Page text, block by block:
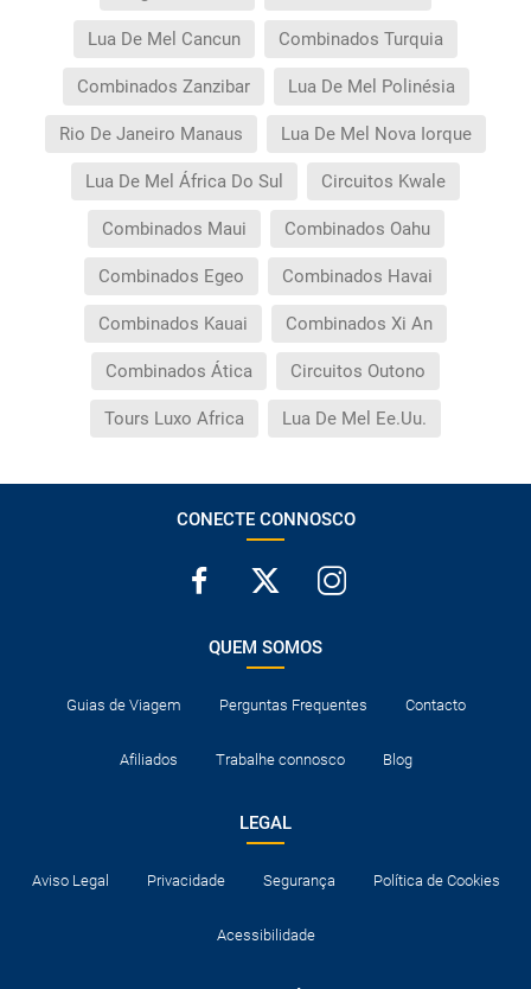
Lua De Mel Cancun Combinados Turquia
Combinados Zanzibar Lua De Mel Polinésia
Rio De Janeiro Manaus Lua De Mel Nova Iorque
Lua De Mel África Do Sul Circuitos Kwale
Combinados Maui Combinados Oahu
Combinados Egeo Combinados Havai
Combinados Kauai Combinados Xi An
Combinados Ática Circuitos Outono
Tours Luxo Africa Lua De Mel Ee.Uu.
CONECTE CONNOSCO
QUEM SOMOS
Guias de Viagem Perguntas Frequentes Contacto
Afiliados Trabalhe connosco Blog
LEGAL
Aviso Legal Privacidade Segurança Política de Cookies
Acessibilidade